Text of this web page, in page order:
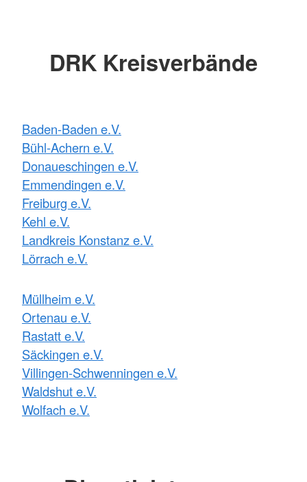
DRK Kreisverbände
Baden-Baden e.V.
Bühl-Achern e.V.
Donaueschingen e.V.
Emmendingen e.V.
Freiburg e.V.
Kehl e.V.
Landkreis Konstanz e.V.
Lörrach e.V.
Müllheim e.V.
Ortenau e.V.
Rastatt e.V.
Säckingen e.V.
Villingen-Schwenningen e.V.
Waldshut e.V.
Wolfach e.V.